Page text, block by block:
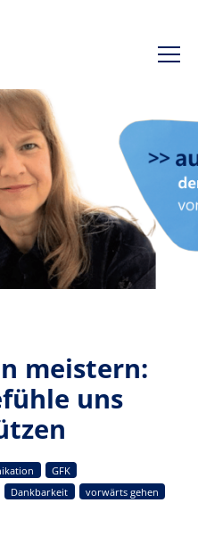
meistern:
uns
GFK
Dankbarkeit
vorwärts gehen